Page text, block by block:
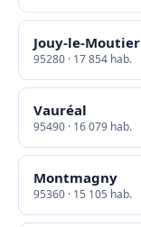
Jouy-le-Moutier
95280 · 17 854 hab.
Vauréal
95490 · 16 079 hab.
Montmagny
95360 · 15 105 hab.